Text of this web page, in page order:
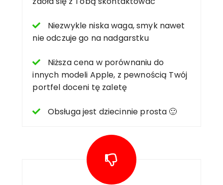
Niezwykle niska waga, smyk nawet
nie odczuje go na nadgarstku
Niższa cena w porównaniu do
innych modeli Apple, z pewnością Twój
portfel doceni tę zaletę
Obsługa jest dziecinnie prosta 🙂